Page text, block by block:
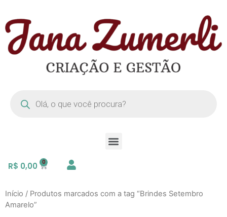
R$ 0,00
Início / Produtos marcados com a tag “Brindes Setembro
Amarelo”